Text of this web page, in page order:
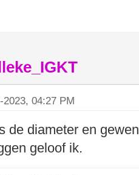
2023, 04:27 PM
de diameter en
geloof ik.